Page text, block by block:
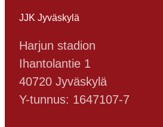
JJK Jyväskylä
Harjun stadion
Ihantolantie 1
40720 Jyväskylä
Y-tunnus: 1647107-7